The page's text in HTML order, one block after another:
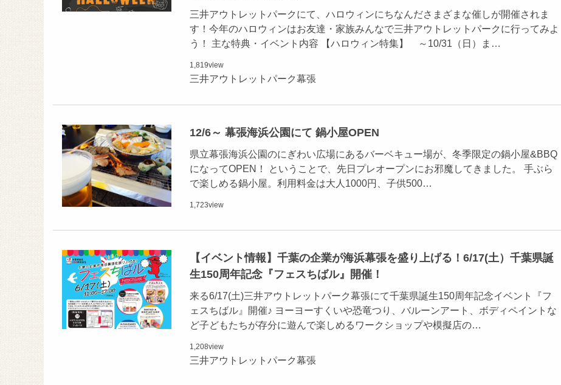
三井アウトレットパークにて、ハロウィンにちなんださまざまな催しが開催されま
す！今年のハロウィンはお友達・家族みんなで三井アウトレットパークに行ってみよ
う！ 主な特典・イベント内容 【ハロウィン特集】 ～10/31（日）ま…
1,819view
三井アウトレットパーク幕張
12/6～ 幕張海浜公園にて 鍋小屋OPEN
県立幕張海浜公園のにぎわい広場にあるバーベキュー場が、冬季限定の鍋小屋&BBQ
になってOPEN！ ということで、先日プレオープンにお邪魔してきました。 手ぶら
で楽しめる鍋小屋。利用料金は大人1000円、子供500…
1,723view
【イベント情報】千葉の企業が海浜幕張を盛り上げる！6/17(土）千葉県誕
生150周年記念『フェスちばル』開催！
来る6/17(土)三井アウトレットパーク幕張にて千葉県誕生150周年記念イベント『フ
ェスちばル』開催♪ ヨーヨーすくいや恐竜つり、バルーンアート、ボディペイントな
ど子どもたちが存分に遊んで楽しめるワークショップや模擬店の…
1,208view
三井アウトレットパーク幕張